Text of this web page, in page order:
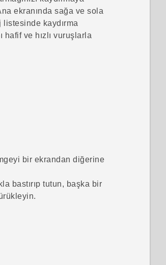
ekranında sağa ve sola
kaydırma
hafif ve hızlı vuruşlarla
bir ekrandan diğerine
bastırıp tutun, başka bir